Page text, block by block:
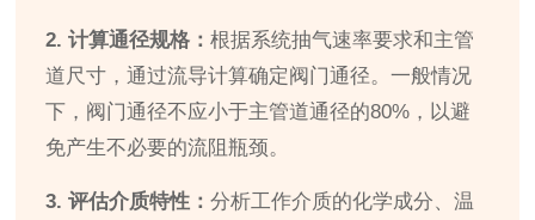
2. 计算通径规格：根据系统抽气速率要求和主管
道尺寸，通过流导计算确定阀门通径。一般情况
下，阀门通径不应小于主管道通径的80%，以避
免产生不必要的流阻瓶颈。
3. 评估介质特性：分析工作介质的化学成分、温